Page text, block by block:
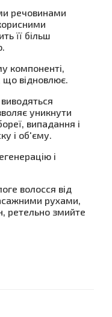
речовинами
її більш
компоненті,
що відновлює.
уникнути
випадання і
і об'єму.
і
волосся від
рухами,
ретельно змийте